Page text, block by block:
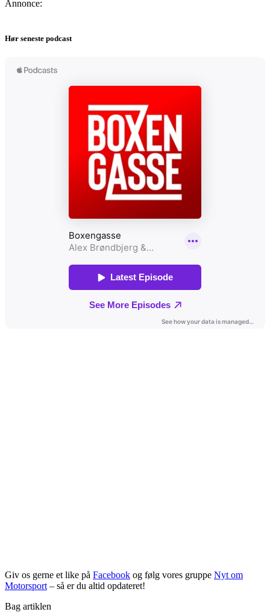
Annonce:
Hør seneste podcast
Giv os gerne et like på Facebook og følg vores gruppe Nyt om
Motorsport – så er du altid opdateret!
Bag artiklen